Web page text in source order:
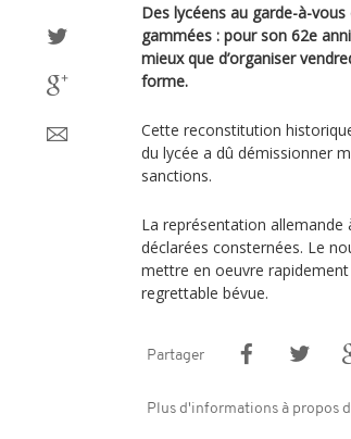
Des lycéens au garde-à-
gammées : pour son 62e
mieux que d’organiser
forme.
Cette reconstitution
du lycée a dû démissionner
sanctions.
La représentation
déclarées consternées. Le
mettre en oeuvre
regrettable bévue.
Partager
Plus d'informations à propos